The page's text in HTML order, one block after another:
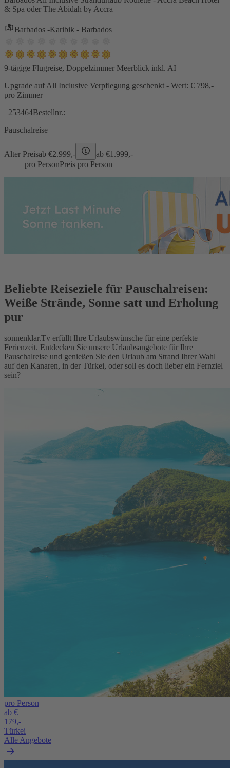
& Spa oder The Abidah by Accra
Barbados -Karibik - Barbados
9-tägige Flugreise, Doppelzimmer Meerblick inkl. AI
Upgrade auf All Inclusive Verpflegung geschenkt - Wert: € 798,-
pro Zimmer
253464Bestellnr.:
Pauschalreise
Alter Preisab €2.999,- ab €1.999,-
pro PersonPreis pro Person
Beliebte Reiseziele für Pauschalreisen:
Weiße Strände, Sonne satt und Erholung
pur
sonnenklar.Tv erfüllt Ihre Urlaubswünsche für eine perfekte
Ferienzeit. Entdecken Sie unsere Urlaubsangebote für Ihre
Pauschalreise und genießen Sie den Urlaub am Strand Ihrer Wahl
auf den Kanaren, in der Türkei, oder soll es doch lieber ein Fernziel
sein?
pro Person
ab €
179,-
Türkei
Alle Angebote